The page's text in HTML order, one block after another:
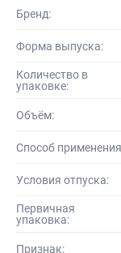
Бренд:
Форма выпуска:
Количество в
упаковке:
Объём:
Способ
Условия отпуска:
Первичная
упаковка:
Признак: